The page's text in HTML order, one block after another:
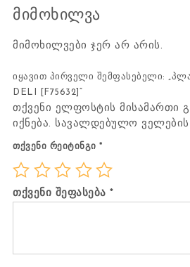
მიმოხილვა
მიმოხილვები ჯერ არ არის.
იყავით პირველი შემფასებელი:
DELI [F75632]“
თქვენი ელფოსტის მისამართი
იქნება. სავალდებულო ველების
თქვენი რეიტინგი*
თქვენი შეფასება*